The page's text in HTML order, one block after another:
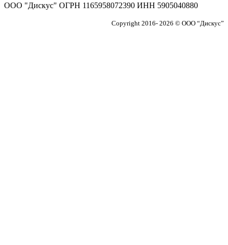
ООО "Дискус" ОГРН 1165958072390 ИНН 5905040880
Copyright 2016- 2026 © ООО “Дискус”